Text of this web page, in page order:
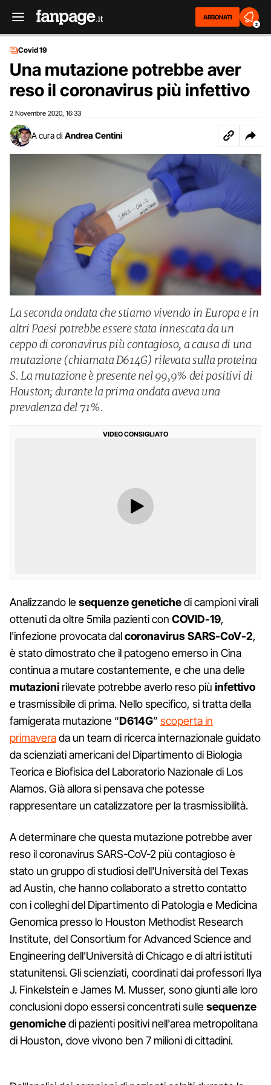
ABBONATI
2
Covid 19
Una mutazione potrebbe aver
reso il coronavirus più infettivo
2 Novembre 2020 16:33
A cura di Andrea Centini
La seconda ondata che stiamo vivendo in Europa e in
altri Paesi potrebbe essere stata innescata da un
ceppo di coronavirus più contagioso, a causa di una
mutazione (chiamata D614G) rilevata sulla proteina
S. La mutazione è presente nel 99,9% dei positivi di
Houston; durante la prima ondata aveva una
prevalenza del 71%.
VIDEO CONSIGLIATO
Analizzando lesequenze genetichedi campioni virali
ottenuti da oltre 5mila pazienti con COVID-19,
l'infezione provocata dalcoronavirus SARS-CoV-2,
è stato dimostrato che il patogeno emerso in Cina
continua a mutare costantemente, e che una delle
mutazioni rilevate potrebbe averlo reso più infettivo
e trasmissibile di prima. Nello specifico, si tratta della
famigerata mutazione “D614G” scoperta in
primaverada un team di ricerca internazionale guidato
da scienziati americani del Dipartimento di Biologia
Teorica e Biofisica del Laboratorio Nazionale di Los
Alamos. Già allora si pensava che potesse
rappresentare un catalizzatore per la trasmissibilità.
A determinare che questa mutazione potrebbe aver
reso il coronavirus SARS-CoV-2 più contagioso è
stato un gruppo di studiosi dell'Università del Texas
ad Austin, che hanno collaborato a stretto contatto
con i colleghi del Dipartimento di Patologia e Medicina
Genomica presso lo Houston Methodist Research
Institute, del Consortium for Advanced Science and
Engineering dell'Università di Chicago e di altri istituti
statunitensi. Gli scienziati, coordinati dai professori Ilya
J. Finkelstein e James M. Musser, sono giunti alle loro
conclusioni dopo essersi concentrati sullesequenze
genomichedi pazienti positivi nell'area metropolitana
di Houston, dove vivono ben 7 milioni di cittadini.